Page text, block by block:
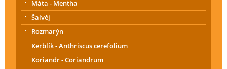
Máta - Mentha
Šalvěj
Rozmarýn
Kerblík - Anthriscus cerefolium
Koriandr - Coriandrum